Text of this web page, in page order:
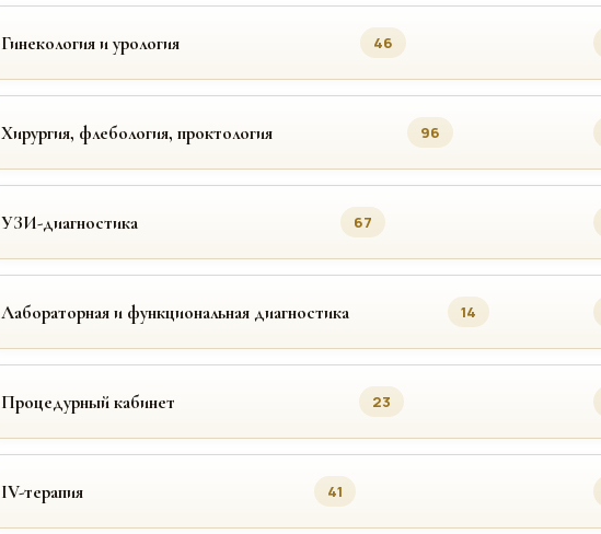
Гинекология и урология 46
Хирургия, флебология, проктология 96
УЗИ-диагностика 67
Лабораторная и функциональная диагностика 14
Процедурный кабинет 23
IV-терапия 41